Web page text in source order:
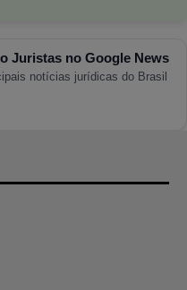
Juristas no Google News
notícias jurídicas do Brasil